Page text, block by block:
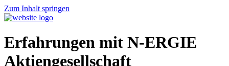
Zum Inhalt springen
Erfahrungen mit N-ERGIE
Aktiengesellschaft